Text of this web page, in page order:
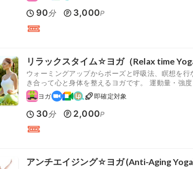
90分 3,000P
リラックスタイム☆ヨガ（Relax time
ウォーミングアップからポーズと呼吸法、瞑想を
き合って心と身体を整えるヨガです。 運動量・
ヨガ 即確定対象
30分 2,000P
アンチエイジング☆ヨガ (Anti-Aging